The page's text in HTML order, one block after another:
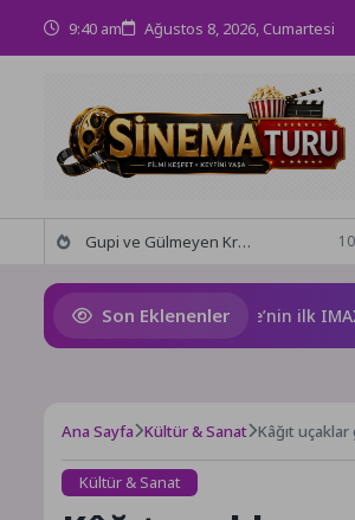
9:40 am Ağustos 8, 2026, Cumartesi
Gupi ve Gülmeyen Kral Türkiye’nin ilk IMAX® animasyon filmi oluyor
Son Eklenenler
Gülmeyen Kral Türkiye’nin ilk IMAX®
Ana Sayfa Kültür & Sanat Kâğıt
Kültür & Sanat